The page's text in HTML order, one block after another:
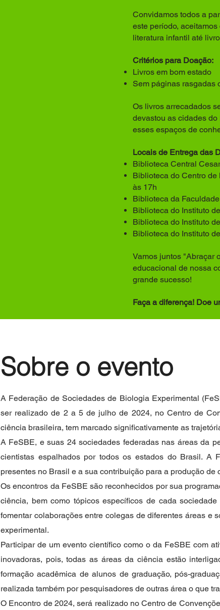
Convidamos todos a
este período,
literatura infantil até
Critérios para Doação:
Livros em bom estado
Sem páginas rasgadas
Os livros arrecadados
devastou as cidades
esses espaços de
Locais de Entrega das
Biblioteca Central
Biblioteca do Centro
às 17h
Biblioteca da
Biblioteca do Instituto
Biblioteca do Instituto
Biblioteca do Instituto
Vamos juntos "Abraçar
educacional de nossa
grande sucesso!
Faça a diferença! Doe
Sobre o evento
A Federação de Sociedades de Biologia Experimental
ser realizado de 2 a 5 de julho de 2024, no Centro de
ciência brasileira, tem marcado significativamente as
A FeSBE, e suas 24 sociedades federadas nas áreas da
cientistas espalhados por todos os estados do Brasil. A
presentes no Brasil e a sua contribuição para a produção
Os encontros da FeSBE são reconhecidos por sua
ciência, bem como tópicos específicos de cada
fomentar colaborações entre colegas de diferentes áreas e
experimental.
Participar de um evento científico como o da FeSBE com
inovadoras, pois, todas as áreas da ciência estão
formação acadêmica de alunos de graduação, pós-
realizada também por pesquisadores de outras área o que
O Encontro de 2024, será realizado no Centro de